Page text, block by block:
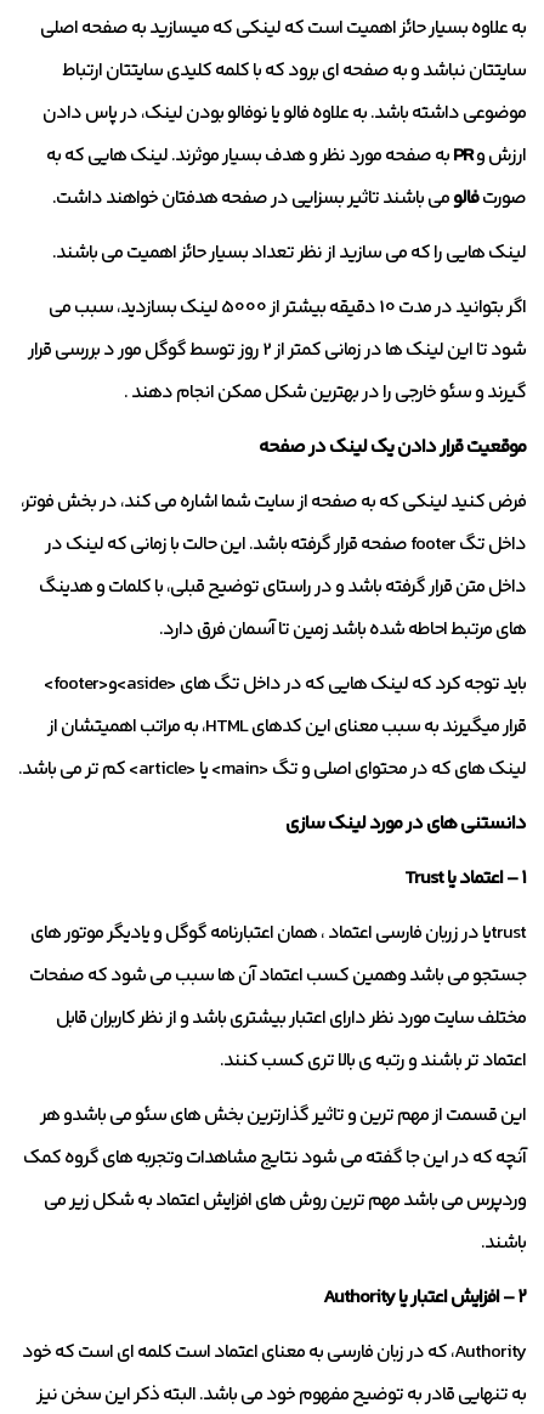
به علاوه بسیار حائز اهمیت است که لینکی که میسازید به صفحه اصلی
سایتتان نباشد و به صفحه ای برود که با کلمه کلیدی سایتتان ارتباط
موضوعی داشته باشد. به علاوه فالو یا نوفالو بودن لینک، در پاس دادن
ارزش وPRبه صفحه مورد نظر و هدف بسیار موثرند. لینک هایی که به
صورتفالومی باشند تاثیر بسزایی در صفحه هدفتان خواهند داشت.
لینک هایی را که می سازید از نظر تعداد بسیار حائز اهمیت می باشند.
اگر بتوانید در مدت 10 دقیقه بیشتر از 5000 لینک بسازدید، سبب می
شود تا این لینک ها در زمانی کمتر از 2 روز توسط گوگل مور د بررسی قرار
گیرند و سئو خارجی را در بهترین شکل ممکن انجام دهند .
موقعیت قرار دادن یک لینک در صفحه
فرض کنید لینکی که به صفحه از سایت شما اشاره می کند، در بخش فوتر،
داخل تگ footer صفحه قرار گرفته باشد. این حالت با زمانی که لینک در
داخل متن قرار گرفته باشد و در راستای توضیح قبلی، با کلمات و هدینگ
های مرتبط احاطه شده باشد زمین تا آسمان فرق دارد.
باید توجه کرد که لینک هایی که در داخل تگ های <aside>و<footer>
قرار میگیرند به سبب معنای این کدهای HTML، به مراتب اهمیتشان از
لینک های که در محتوای اصلی و تگ <main> یا <article> کم تر می باشد.
دانستنی های در مورد لینک سازی
۱ – اعتماد یا Trust
trustیا در زربان فارسی اعتماد ، همان اعتبارنامه گوگل و یادیگر موتور های
جستجو می باشد وهمین کسب اعتماد آن ها سبب می شود که صفحات
مختلف سایت مورد نظر دارای اعتبار بیشتری باشد و از نظر کاربران قابل
اعتماد تر باشند و رتبه ی بالا تری کسب کنند.
این قسمت از مهم ترین و تاثیر گذارترین بخش های سئو می باشدو هر
آنچه که در این جا گفته می شود نتایج مشاهدات وتجربه های گروه کمک
وردپرس می باشد مهم ترین روش های افزایش اعتماد به شکل زیر می
باشند.
۲ – افزایش اعتبار یا Authority
Authority، که در زبان فارسی به معنای اعتماد است کلمه ای است که خود
به تنهایی قادر به توضیح مفهوم خود می باشد. البته ذکر این سخن نیز